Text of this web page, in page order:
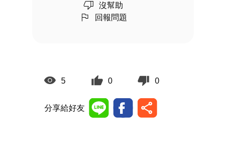
沒幫助
回報問題
5 0 0
分享給好友